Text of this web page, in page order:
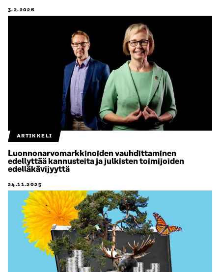
3.2.2026
ARTIKKELI
Luonnonarvomarkkinoiden vauhdittaminen
edellyttää kannusteita ja julkisten toimijoiden
edelläkävijyyttä
24.11.2025